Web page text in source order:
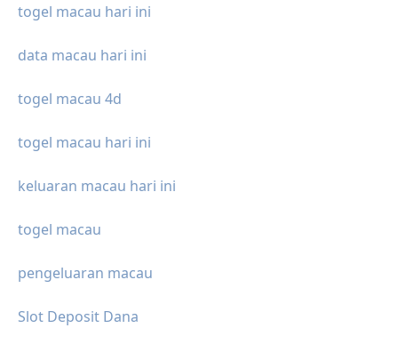
togel macau hari ini
data macau hari ini
togel macau 4d
togel macau hari ini
keluaran macau hari ini
togel macau
pengeluaran macau
Slot Deposit Dana